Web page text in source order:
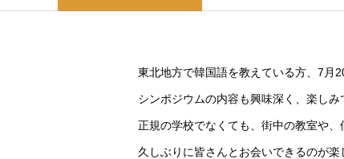
東北地方で韓国語を教えている方、7月
シンポジウムの内容も興味深く、楽し
正規の学校でなくても、街中の教室や
久しぶりに皆さんとお会いできるのが楽